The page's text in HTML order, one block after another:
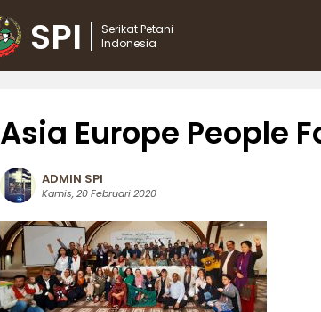
SPI
Serikat Petani
Indonesia
Asia Europe People
ADMIN SPI
Kamis, 20 Februari 2020